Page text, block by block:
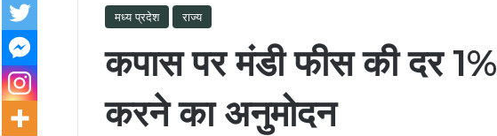
मध्य प्रदेश राज्य
कपास पर मंडी फीस की दर
करने का अनुमोदन